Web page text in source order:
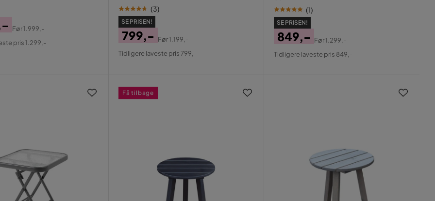
Før1.999,-
pris 1.299,-
(3)
SE PRISEN!
Pris
799,-
Original
Før1.199,-
Tidligere laveste pris 799,-
(1)
SE PRISEN!
Pris
849,-
Original
Før1.299,-
Tidligere laveste pris 849,-
Få tilbage